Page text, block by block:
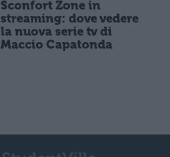
Sconfort Zone in
streaming: dove vedere
la nuova serie tv di
Maccio Capatonda